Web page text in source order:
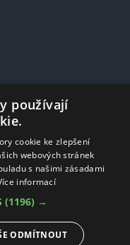
používají
cookie ke zlepšení
webových stránek
s našimi zásadami
informací
(1196) →
ODMÍTNOUT